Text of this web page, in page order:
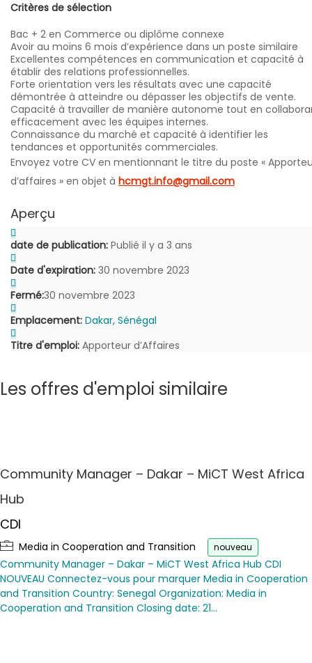
Critères de sélection
Bac + 2 en Commerce ou diplôme connexe
Avoir au moins 6 mois d’expérience dans un poste similaire
Excellentes compétences en communication et capacité à
établir des relations professionnelles.
Forte orientation vers les résultats avec une capacité
démontrée à atteindre ou dépasser les objectifs de vente.
Capacité à travailler de manière autonome tout en
efficacement avec les équipes internes.
Connaissance du marché et capacité à identifier les
tendances et opportunités commerciales.
Envoyez votre CV en mentionnant le titre du poste «
d’affaires » en objet à hcmgt.info@gmail.com
Aperçu
date de publication: Publié il y a 3 ans
Date d'expiration: 30 novembre 2023
Fermé:30 novembre 2023
Emplacement: Dakar, Sénégal
Titre d'emploi: Apporteur d’Affaires
Les offres d'emploi similaire
Community Manager – Dakar – MiCT West Africa
Hub
CDI
Media in Cooperation and Transition nouveau
Community Manager – Dakar – MiCT West Africa Hub CDI
NOUVEAU Connectez-vous pour marquer Media in Cooperation
and Transition Country: Senegal Organization: Media in
Cooperation and Transition Closing date: 21…